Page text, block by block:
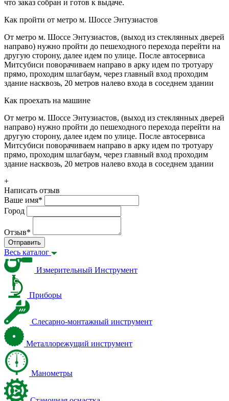
что заказ собран и готов к выдаче.
Как пройти от метро м. Шоссе Энтузиастов
От метро м. Шоссе Энтузиастов, (выход из стеклянных дверей
направо) нужно пройти до пешеходного перехода перейти на
другую сторону, далее идем по улице. После автосервиса
Митсубиси поворачиваем направо в арку идем по тротуару
прямо, проходим шлагбаум, через главный вход проходим
здание насквозь, 20 метров налево входа в соседнем здании
Как проехать на машине
От метро м. Шоссе Энтузиастов, (выход из стеклянных дверей
направо) нужно пройти до пешеходного перехода перейти на
другую сторону, далее идем по улице. После автосервиса
Митсубиси поворачиваем направо в арку идем по тротуару
прямо, проходим шлагбаум, через главный вход проходим
здание насквозь, 20 метров налево входа в соседнем здании
+
Написать отзыв
Ваше имя*
Город
Отзыв*
Отправить
Весь каталог
Измерительный Инструмент
Приборы
Слесарно-монтажный инструмент
Металлорежущий инструмент
Манометры